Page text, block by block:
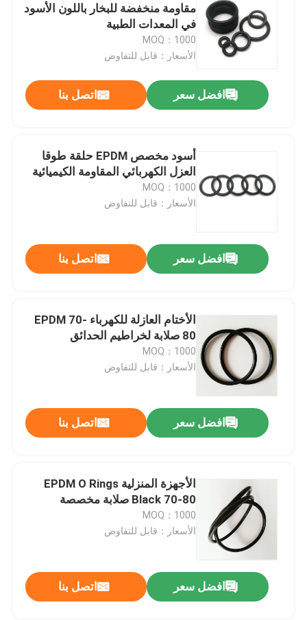
مقاومة منخفضة للبخار باللون الأسود
في المعدات الطبية
MOQ：1000
الأسعار：قابل للتفاوض
افضل سعر اتصل بنا
أسود مخصص EPDM حلقة طوقا
العزل الكهربائي المقاومة الكيميائية
MOQ：1000
الأسعار：قابل للتفاوض
افضل سعر اتصل بنا
الأختام العازلة للكهرباء EPDM 70-
80 صلابة لخراطيم الحدائق
MOQ：1000
الأسعار：قابل للتفاوض
افضل سعر اتصل بنا
الأجهزة المنزلية EPDM O Rings
Black 70-80 صلابة مخصصة
MOQ：1000
الأسعار：قابل للتفاوض
افضل سعر اتصل بنا